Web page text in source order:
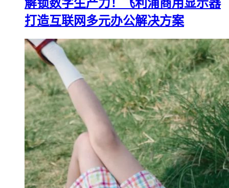
解锁数字生产力！飞利浦商用显示器
打造互联网多元办公解决方案